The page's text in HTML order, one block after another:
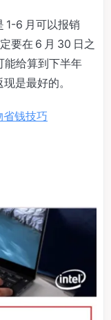
1-6 月可以报销
要在 6 月 30 日之
给算到下半年
是最好的。
钱技巧